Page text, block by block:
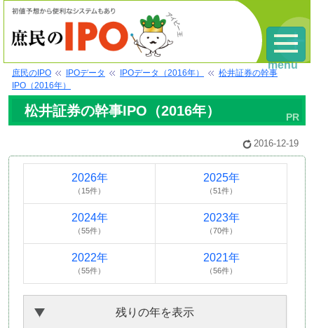
庶民のIPO IPOデータ IPOデータ（2016年）
松井証券の幹事
IPO（2016年）
松井証券の幹事IPO（2016年）
2016-12-19
2026年
（15件）
2025年
（51件）
2024年
（55件）
2023年
（70件）
2022年
（55件）
2021年
（56件）
残りの年を表示
menu